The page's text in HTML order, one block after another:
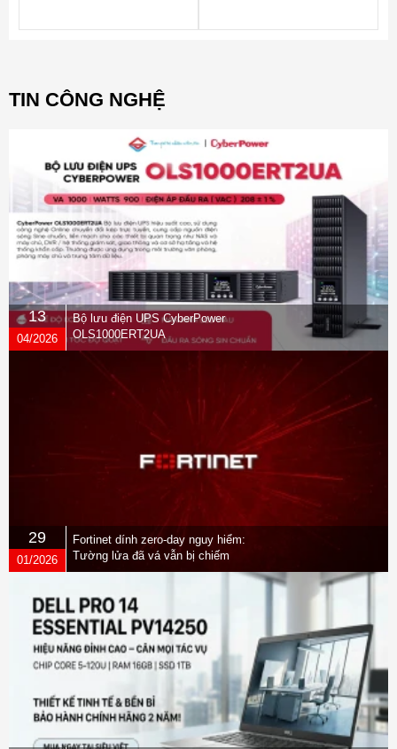
TIN CÔNG NGHỆ
13
04/2026
Bộ lưu điện UPS CyberPower
OLS1000ERT2UA
29
01/2026
Fortinet dính zero-day nguy hiểm:
Tường lửa đã vá vẫn bị chiếm
quyền